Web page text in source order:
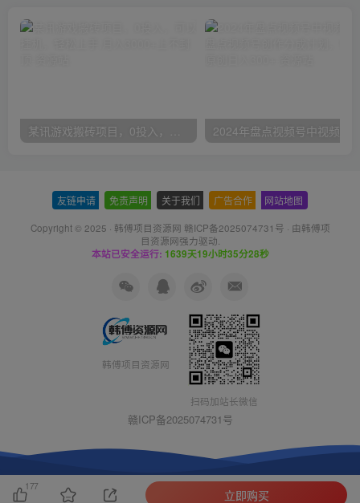
友链申请 免责声明 关于我们 广告合作 网站地图
Copyright © 2025 · 韩傅项目资源网 赣ICP备2025074731号 · 由韩傅项
目资源网强力驱动.
本站已安全运行: 1639天19小时35分28秒
韩傅项目资源网
扫码加站长微信
赣ICP备2025074731号
177
立即购买